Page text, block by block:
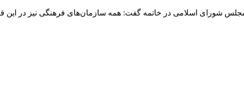
مجلس شورای اسلامی در خاتمه گفت: همه سازمان‌های فرهنگی نیز در